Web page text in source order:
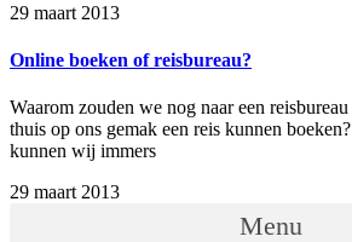
29 maart 2013
Online boeken of reisbureau?
Waarom zouden we nog naar een
thuis op ons gemak een reis kunnen
kunnen wij immers
29 maart 2013
Menu